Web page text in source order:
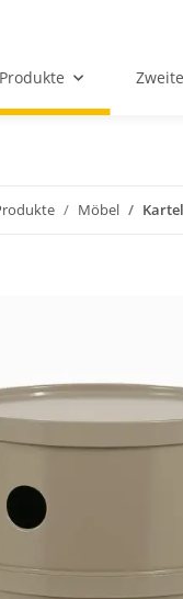
Produkte
Möbel